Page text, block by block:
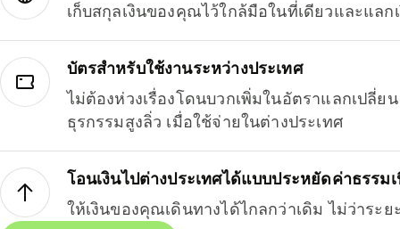
เก็บสกุลเงินของคุณไว้ใกล้มือในที่เดียวและแลก
บัตรสำหรับใช้งานระหว่างประเทศ
ไม่ต้องห่วงเรื่องโดนบวกเพิ่มในอัตราแลกเปลี่ย
ธุรกรรมสูงลิ่ว เมื่อใช้จ่ายในต่างประเทศ
โอนเงินไปต่างประเทศได้แบบประหยัดค่าธรรม
ให้เงินของคุณเดินทางได้ไกลกว่าเดิม ไม่ว่าระย